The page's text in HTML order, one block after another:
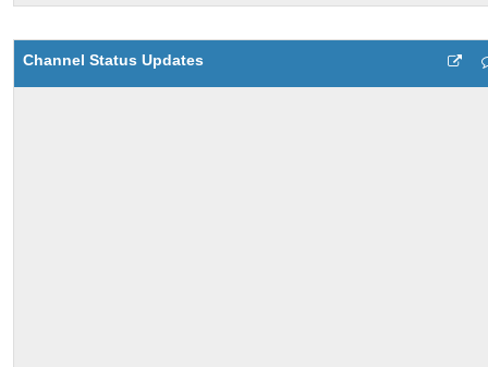
Channel Status Updates